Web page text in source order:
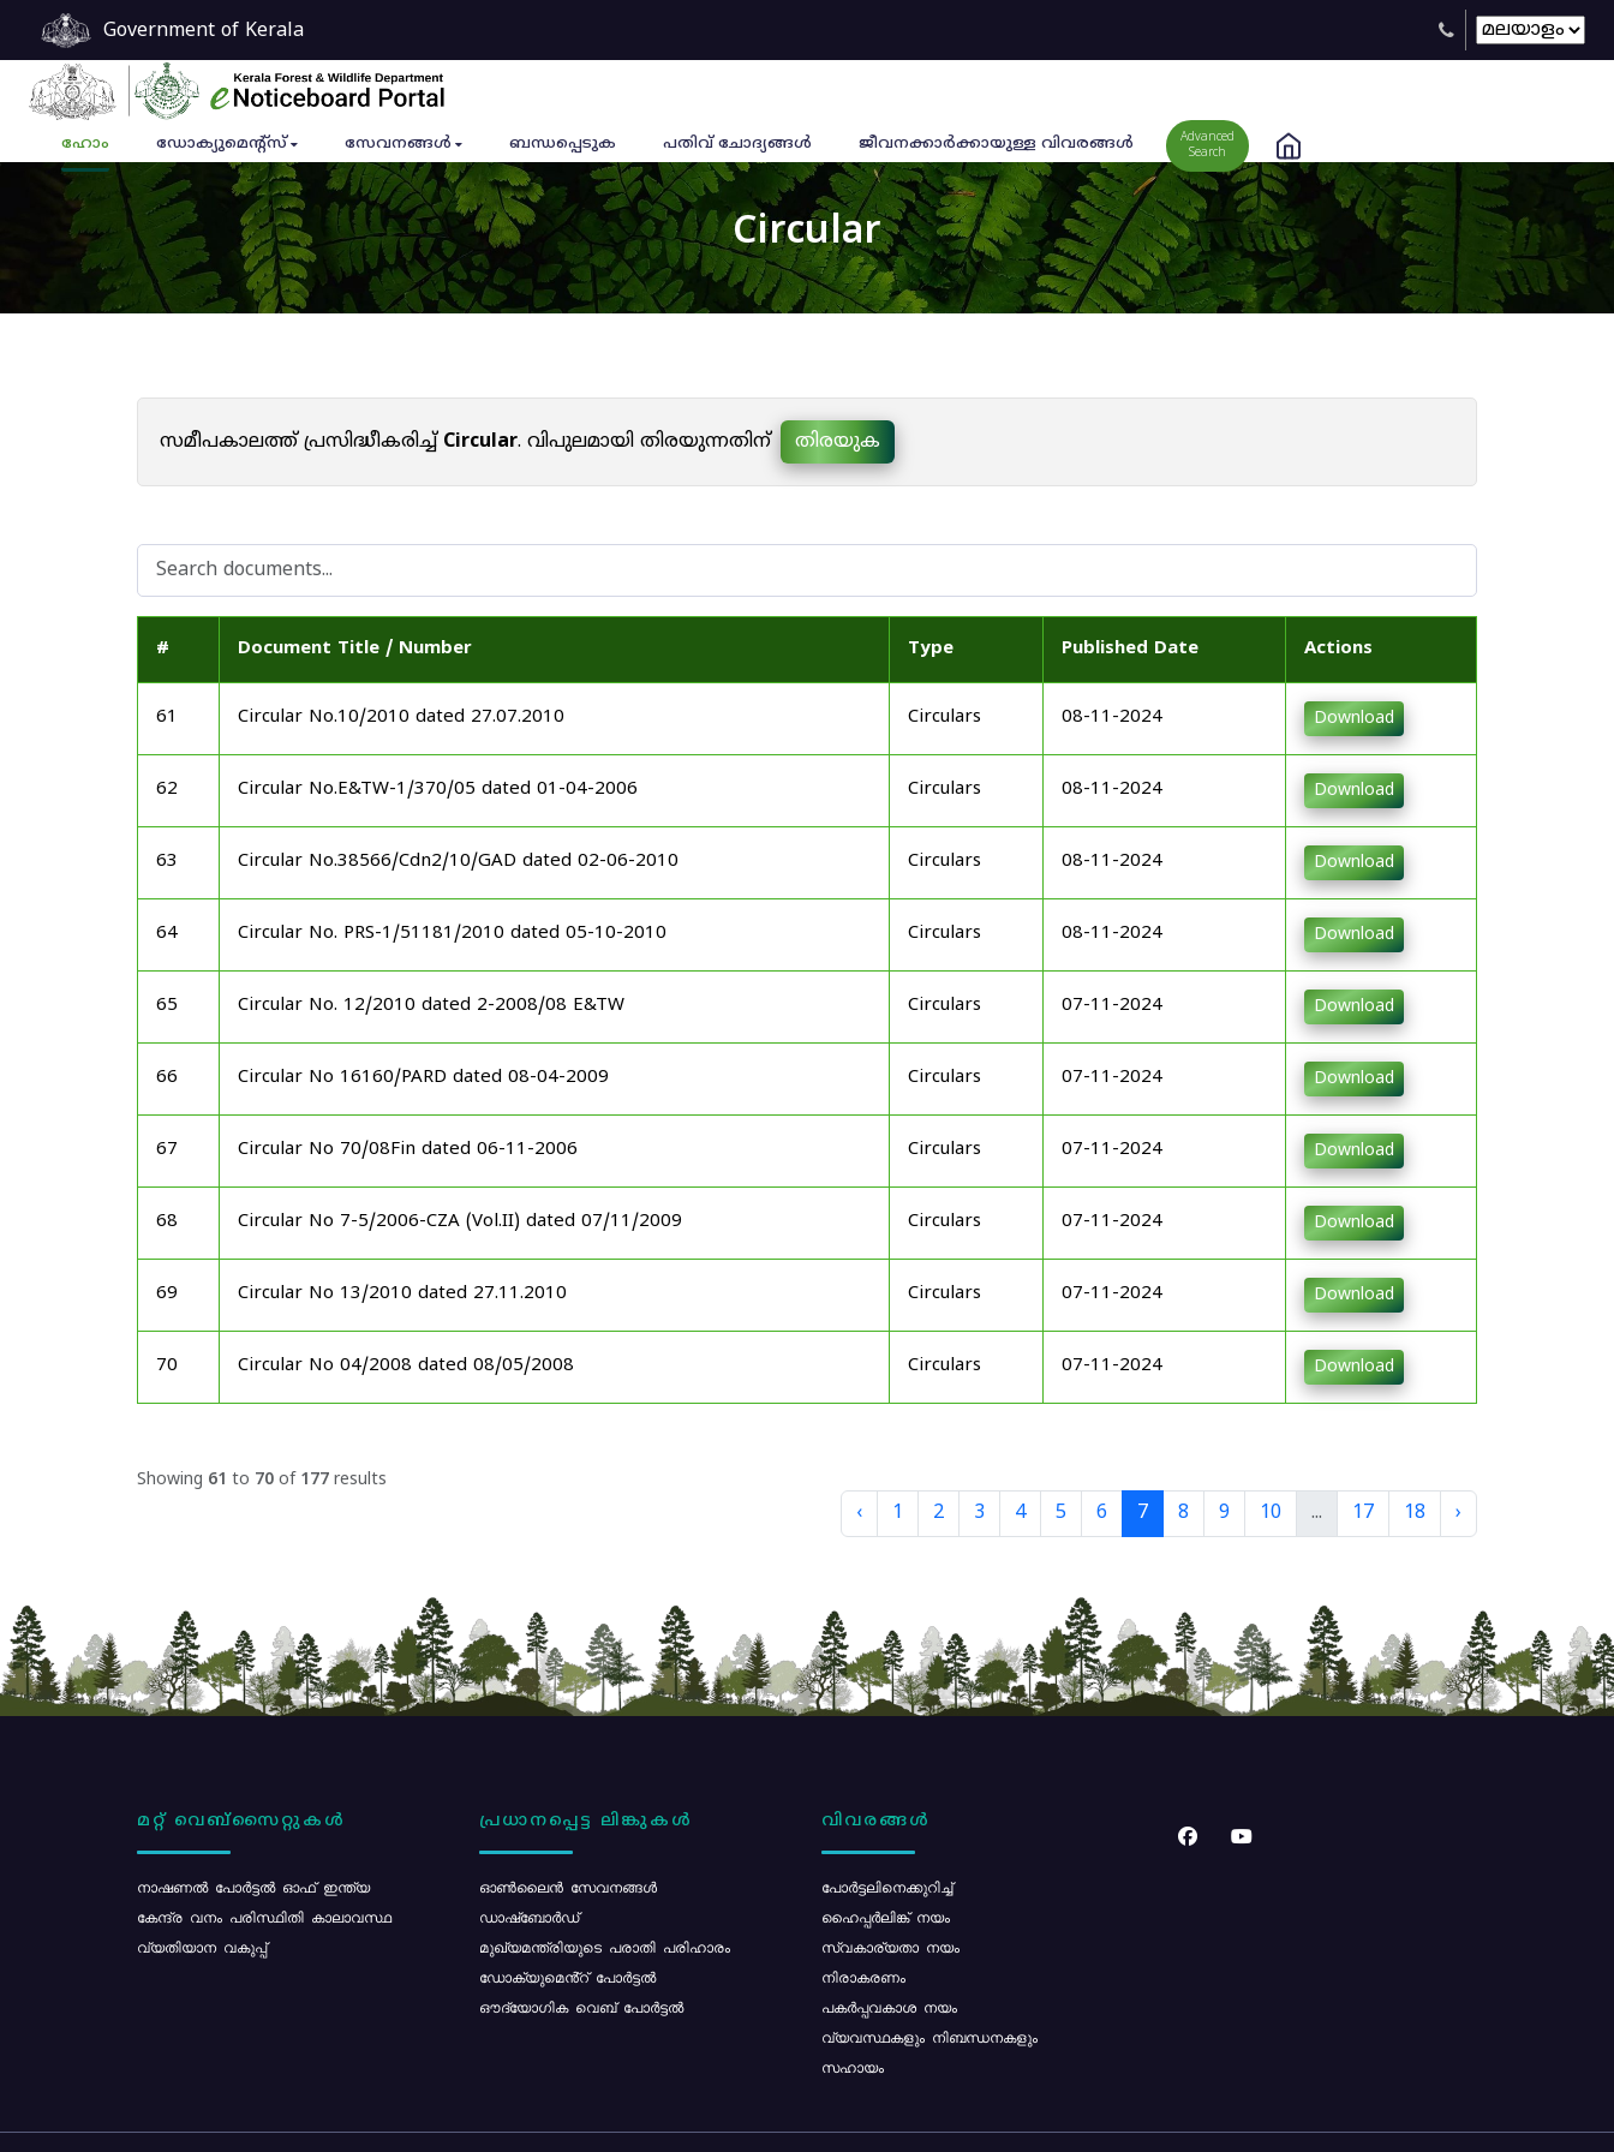
Government of Kerala
ഹോം ഡോക്യുമെൻ്റ്സ് സേവനങ്ങൾ ബന്ധപ്പെടുക പതിവ് ചോദ്യങ്ങൾ ജീവനക്കാര്‍ക്കായുള്ള വിവരങ്ങള്‍
Advanced
Search
Circular
സമീപകാലത്ത് പ്രസിദ്ധീകരിച്ച്Circular. വിപുലമായി തിരയുന്നതിന് തിരയുക
# Document Title / Number Type Published Date Actions
61 Circular No.10/2010 dated 27.07.2010 Circulars 08-11-2024 Download
62 Circular No.E&TW-1/370/05 dated 01-04-2006 Circulars 08-11-2024 Download
63 Circular No.38566/Cdn2/10/GAD dated 02-06-2010 Circulars 08-11-2024 Download
64 Circular No. PRS-1/51181/2010 dated 05-10-2010 Circulars 08-11-2024 Download
65 Circular No. 12/2010 dated 2-2008/08 E&TW Circulars 07-11-2024 Download
66 Circular No 16160/PARD dated 08-04-2009 Circulars 07-11-2024 Download
67 Circular No 70/08Fin dated 06-11-2006 Circulars 07-11-2024 Download
68 Circular No 7-5/2006-CZA (Vol.II) dated 07/11/2009 Circulars 07-11-2024 Download
69 Circular No 13/2010 dated 27.11.2010 Circulars 07-11-2024 Download
70 Circular No 04/2008 dated 08/05/2008 Circulars 07-11-2024 Download
Showing 61 to 70 of 177 results
‹ 1 2 3 4 5 6 7 8 9 10 ... 17 18 ›
മറ്റ് വെബ്സൈറ്റുകൾ
നാഷണൽ പോർട്ടൽ ഓഫ് ഇന്ത്യ
കേന്ദ്ര വനം പരിസ്ഥിതി കാലാവസ്ഥ
വ്യതിയാന വകുപ്പ്
പ്രധാനപ്പെട്ട ലിങ്കുകൾ
ഓൺലൈൻ സേവനങ്ങൾ
ഡാഷ്ബോർഡ്
മുഖ്യമന്ത്രിയുടെ പരാതി പരിഹാരം
ഡോക്യുമെൻ്റ് പോർട്ടൽ
ഔദ്യോഗിക വെബ് പോർട്ടൽ
വിവരങ്ങൾ
പോര്‍ട്ടലിനെക്കുറിച്ച്
ഹൈപ്പർലിങ്ക് നയം
സ്വകാര്യതാ നയം
നിരാകരണം
പകർപ്പവകാശ നയം
വ്യവസ്ഥകളും നിബന്ധനകളും
സഹായം